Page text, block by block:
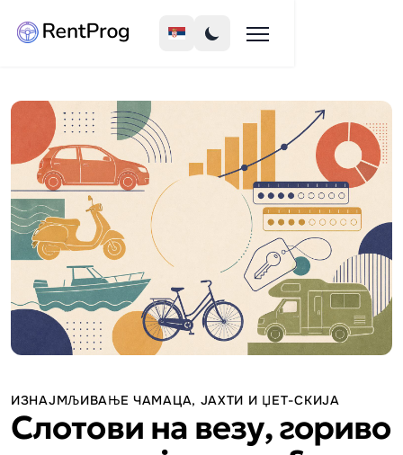
ИЗНАЈМЉИВАЊЕ ЧАМАЦА, ЈАХТИ И ЏЕТ-СКИЈА
Слотови на везу, гориво